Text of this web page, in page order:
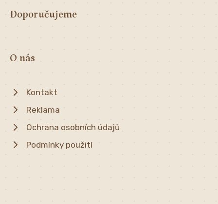
Doporučujeme
O nás
Kontakt
Reklama
Ochrana osobních údajů
Podmínky použití